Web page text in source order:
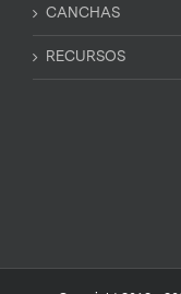
CANCHAS
RECURSOS